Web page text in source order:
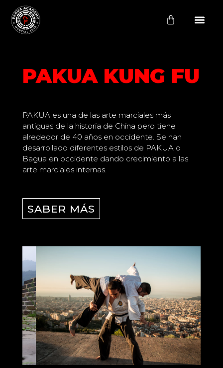
Carrito
PAKUA KUNG FU
PAKUA es una de las arte marciales más
antiguas de la historia de China pero tiene
alrededor de 40 años en occidente. Se han
desarrollado diferentes estilos de PAKUA o
Bagua en occidente dando crecimiento a las
arte marciales internas.
SABER MÁS